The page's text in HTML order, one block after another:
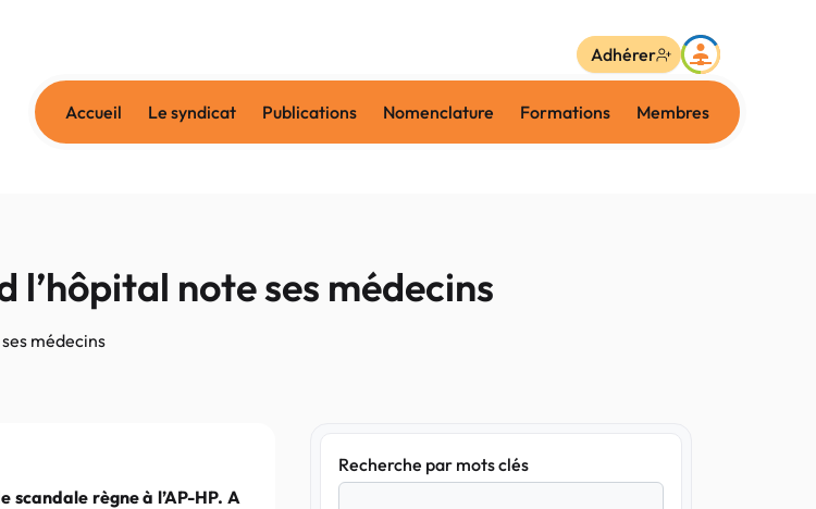
Accueil Le syndicat Publications Nomenclature Formations Membres
Adhérer
l’hôpital note ses médecins
médecins
scandale règne à l’AP-HP. A
Recherche par mots clés